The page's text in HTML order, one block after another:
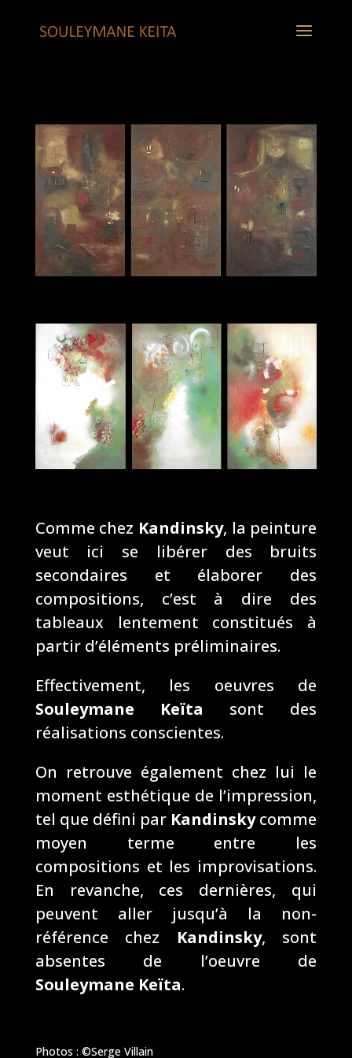
Comme chez Kandinsky, la peinture
veut ici se libérer des bruits
secondaires et élaborer des
compositions, c’est à dire des
tableaux lentement constitués à
partir d’éléments préliminaires.
Effectivement, les oeuvres de
Souleymane Keïta sont des
réalisations conscientes.
On retrouve également chez lui le
moment esthétique de l’impression,
tel que défini par Kandinskycomme
moyen terme entre les
compositions et les improvisations.
En revanche, ces dernières, qui
peuvent aller jusqu’à la non-
référence chez Kandinsky, sont
absentes de l’oeuvre de
Souleymane Keïta.
Photos : ©Serge Villain